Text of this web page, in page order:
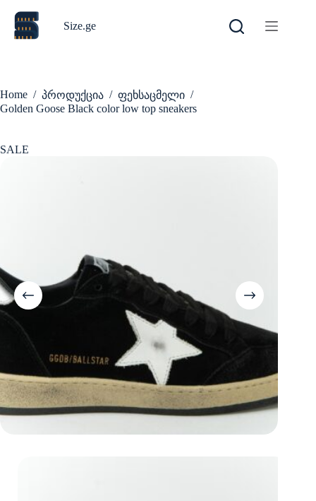
content
Size.ge
Home / პროდუქცია / ფეხსაცმელი /
Golden Goose Black color low top sneakers
SALE